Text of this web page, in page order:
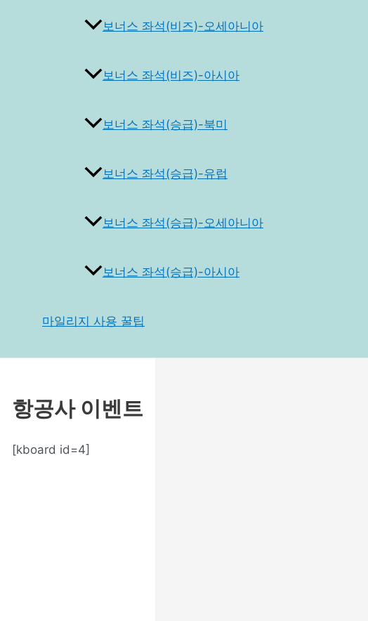
보너스 좌석(비즈)-오세아니아
보너스 좌석(비즈)-아시아
보너스 좌석(승급)-북미
보너스 좌석(승급)-유럽
보너스 좌석(승급)-오세아니아
보너스 좌석(승급)-아시아
마일리지 사용 꿀팁
항공사 이벤트
[kboard id=4]